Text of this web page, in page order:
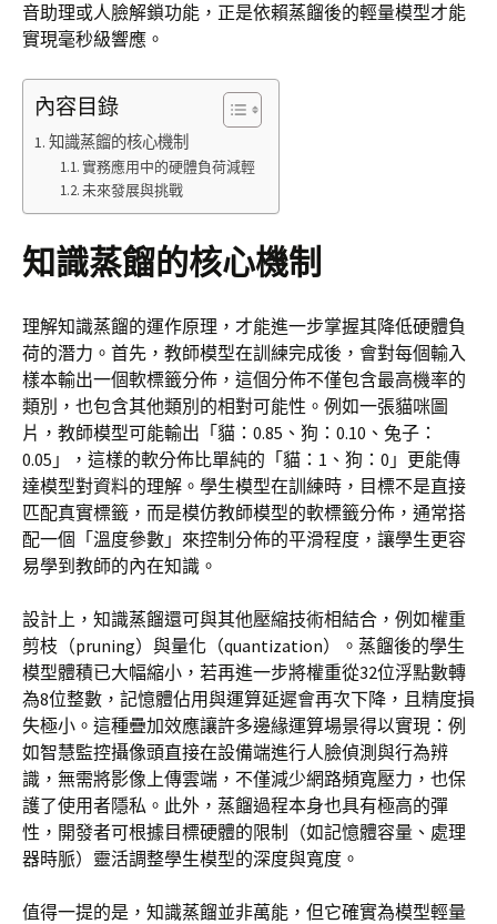
音助理或人臉解鎖功能，正是依賴蒸餾後的輕量模型才能
實現毫秒級響應。
內容目錄
知識蒸餾的核心機制
實務應用中的硬體負荷減輕
未來發展與挑戰
知識蒸餾的核心機制
理解知識蒸餾的運作原理，才能進一步掌握其降低硬體負
荷的潛力。首先，教師模型在訓練完成後，會對每個輸入
樣本輸出一個軟標籤分佈，這個分佈不僅包含最高機率的
類別，也包含其他類別的相對可能性。例如一張貓咪圖
片，教師模型可能輸出「貓：0.85、狗：0.10、兔子：
0.05」，這樣的軟分佈比單純的「貓：1、狗：0」更能傳
達模型對資料的理解。學生模型在訓練時，目標不是直接
匹配真實標籤，而是模仿教師模型的軟標籤分佈，通常搭
配一個「溫度參數」來控制分佈的平滑程度，讓學生更容
易學到教師的內在知識。
設計上，知識蒸餾還可與其他壓縮技術相結合，例如權重
剪枝（pruning）與量化（quantization）。蒸餾後的學生
模型體積已大幅縮小，若再進一步將權重從32位浮點數轉
為8位整數，記憶體佔用與運算延遲會再次下降，且精度損
失極小。這種疊加效應讓許多邊緣運算場景得以實現：例
如智慧監控攝像頭直接在設備端進行人臉偵測與行為辨
識，無需將影像上傳雲端，不僅減少網路頻寬壓力，也保
護了使用者隱私。此外，蒸餾過程本身也具有極高的彈
性，開發者可根據目標硬體的限制（如記憶體容量、處理
器時脈）靈活調整學生模型的深度與寬度。
值得一提的是，知識蒸餾並非萬能，但它確實為模型輕量